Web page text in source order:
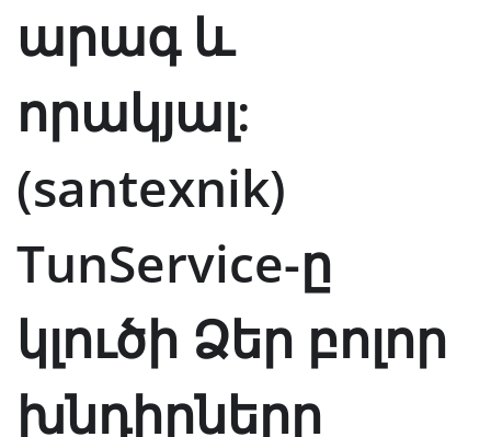
արագ և
որակյալ:
(santexnik)
TunService-ը
կլուծի Ձեր բոլոր
խնդիրները